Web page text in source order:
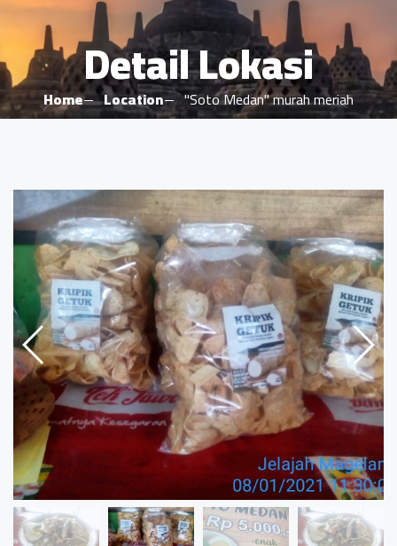
Detail Lokasi
Home Location "Soto Medan" murah meriah